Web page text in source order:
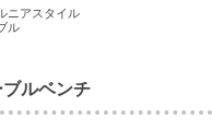
ニアスタイル
ル
ルベンチ